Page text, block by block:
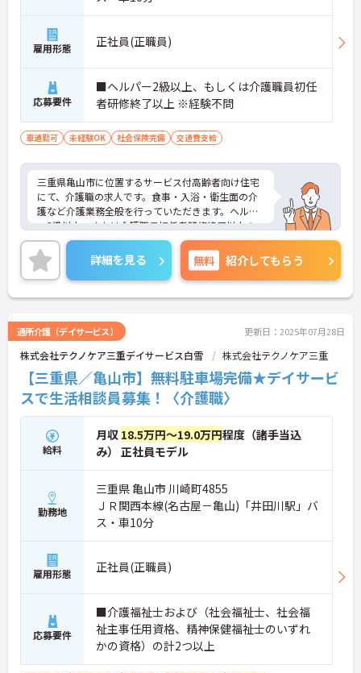
雇用形態 正社員(正職員)
応募要件
■ヘルパー2級以上、もしくは介護職員初任
者研修終了以上 ※経験不問
車通勤可 未経験OK 社会保険完備 交通費支給
三重県亀山市に位置するサービス付高齢者向け住宅
にて、介護職の求人です。食事・入浴・衛生面の介
護など介護業務全般を行っていただきます。ヘルパ
ー2級以上、または介護職員初任者研修終了以上の
方であれば、経験は不問です。ご興味のある方は面
接対策ポイントなどさらに詳細をお話いたしますの
で、お気軽にお問い合わせください。
詳細を見る 無料 紹介してもらう
通所介護（デイサービス） 更新日：2025年07月28日
株式会社テクノケア三重デイサービス白雪 株式会社テクノケア三重
【三重県／亀山市】無料駐車場完備★デイサービ
スで生活相談員募集！〈介護職〉
給料
月収 18.5万円～19.0万円程度（諸手当込
み） 正社員モデル
勤務地
三重県 亀山市 川崎町4855
ＪＲ関西本線(名古屋－亀山)「井田川駅」バ
ス・車10分
雇用形態 正社員(正職員)
応募要件
■介護福祉士および（社会福祉士、社会福
祉主事任用資格、精神保健福祉士のいずれ
かの資格）の計2つ以上